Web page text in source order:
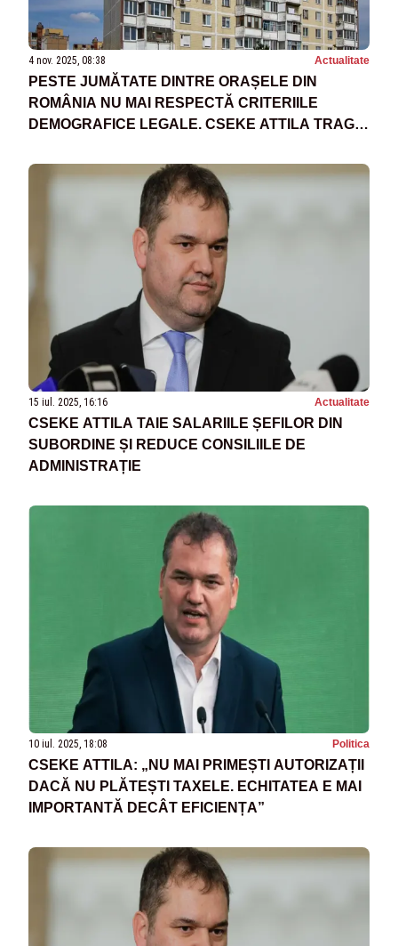
4 nov. 2025, 08:38 Actualitate
PESTE JUMĂTATE DINTRE ORAȘELE DIN
ROMÂNIA NU MAI RESPECTĂ CRITERIILE
DEMOGRAFICE LEGALE. CSEKE ATTILA TRAGE
APLICAREA ACESTOR CRITERII”
15 iul. 2025, 16:16 Actualitate
CSEKE ATTILA TAIE SALARIILE ȘEFILOR DIN
SUBORDINE ȘI REDUCE CONSILIILE DE
ADMINISTRAȚIE
10 iul. 2025, 18:08 Politica
CSEKE ATTILA: „NU MAI PRIMEȘTI AUTORIZAȚII
DACĂ NU PLĂTEȘTI TAXELE. ECHITATEA E MAI
IMPORTANTĂ DECÂT EFICIENȚA”